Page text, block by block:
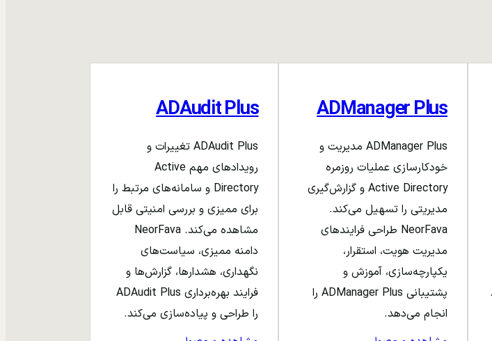
ADManager Plus
ADManager Plus مدیریت و
خودکارسازی عملیات روزمره
Active Directory و گزارش‌گیری
مدیریتی را تسهیل می‌کند.
NeorFava طراحی فرایندهای
مدیریت هویت، استقرار،
یکپارچه‌سازی، آموزش و
پشتیبانی ADManager Plus را
انجام می‌دهد.
ADAudit Plus
ADAudit Plus تغییرات و
رویدادهای مهم Active
Directory و سامانه‌های مرتبط را
برای ممیزی و بررسی امنیتی قابل
مشاهده می‌کند. NeorFava
دامنه ممیزی، سیاست‌های
نگهداری، هشدارها، گزارش‌ها و
فرایند بهره‌برداری ADAudit Plus
را طراحی و پیاده‌سازی می‌کند.